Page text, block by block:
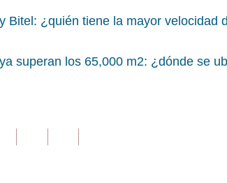
Bitel: ¿quién tiene la mayor velocidad
superan los 65,000 m2: ¿dónde se